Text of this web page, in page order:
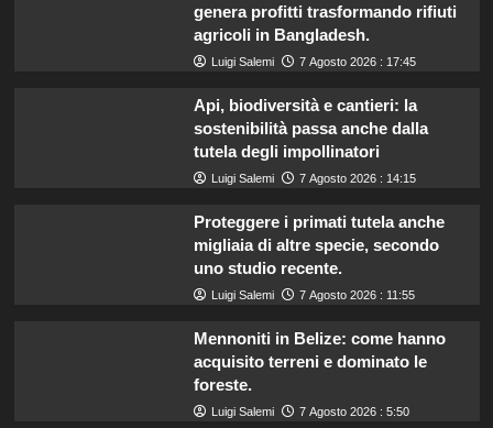
genera profitti trasformando rifiuti
agricoli in Bangladesh.
Luigi Salemi 7 Agosto 2026 : 17:45
Api, biodiversità e cantieri: la
sostenibilità passa anche dalla
tutela degli impollinatori
Luigi Salemi 7 Agosto 2026 : 14:15
Proteggere i primati tutela anche
migliaia di altre specie, secondo
uno studio recente.
Luigi Salemi 7 Agosto 2026 : 11:55
Mennoniti in Belize: come hanno
acquisito terreni e dominato le
foreste.
Luigi Salemi 7 Agosto 2026 : 5:50